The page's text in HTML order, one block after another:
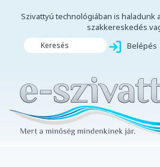
Szivattyú technológiában is haladunk
szakkereskedés
Keresés Belépés